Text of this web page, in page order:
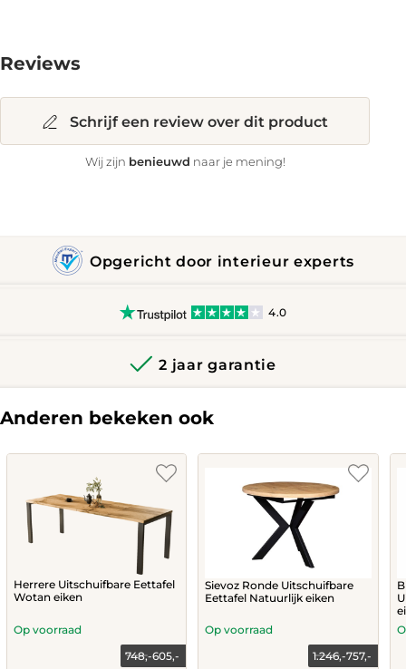
Reviews
Schrijf een review over dit product
Wij zijn benieuwd naar je mening!
Opgericht door interieur experts
4.0
2 jaar garantie
Anderen bekeken ook
Herrere Uitschuifbare Eettafel
Wotan eiken
748,-605,-
Op voorraad
Sievoz Ronde Uitschuifbare
Eettafel Natuurlijk eiken
757,-
Current
1.246,-
Original
Op voorraad